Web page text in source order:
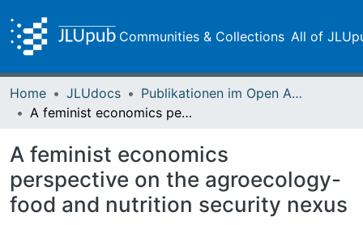
Communities & Collections All of
Home JLUdocs
Publikationen im Open Access gefördert durch die UB
A feminist economics perspective on the agroecology-food and nutrition security nexus
A feminist economics
perspective on the agroecology-
food and nutrition security nexus